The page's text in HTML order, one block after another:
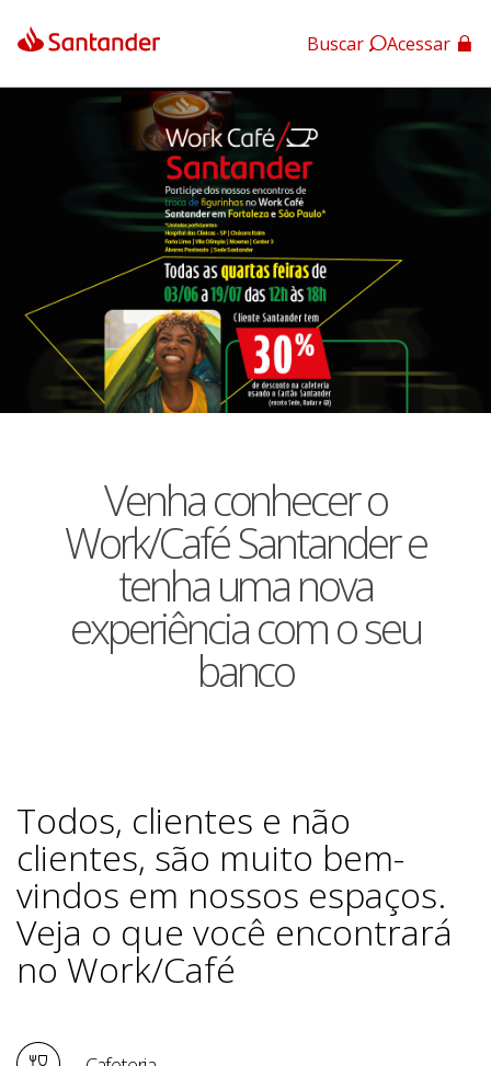
App Santander
App Santander Empresas
Buscar Acessar
Venha conhecer o
Work/Café Santander e
tenha uma nova
experiência com o seu
banco
Todos, clientes e não
clientes, são muito bem-
vindos em nossos espaços.
Veja o que você encontrará
no Work/Café